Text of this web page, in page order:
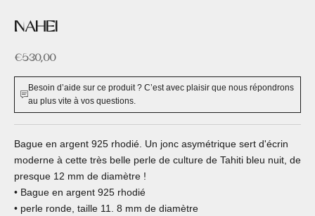
NAHEI
Prix de vente
€530,00
Besoin d’aide sur ce produit ? C’est avec plaisir que nous répondrons
au plus vite à vos questions.
Bague en argent 925 rhodié. Un jonc asymétrique sert d'écrin
moderne à cette très belle perle de culture de Tahiti bleu nuit, de
presque 12 mm de diamètre !
• Bague en argent 925 rhodié
• perle ronde, taille 11. 8 mm de diamètre